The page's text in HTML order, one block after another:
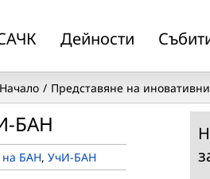
Дейности
Начало Представяне на
БАН
на БАН, УчИ-БАН